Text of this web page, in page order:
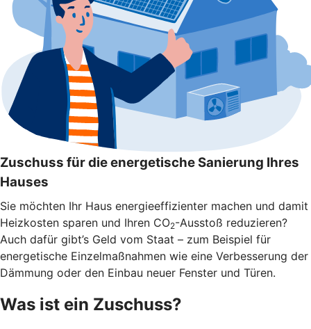
Zuschuss für die energetische Sanierung Ihres
Hauses
Sie möchten Ihr Haus energieeffizienter machen und damit
Heizkosten sparen und Ihren CO2-Ausstoß reduzieren?
Auch dafür gibt’s Geld vom Staat – zum Beispiel für
energetische Einzelmaßnahmen wie eine Verbesserung der
Dämmung oder den Einbau neuer Fenster und Türen.
Was ist ein Zuschuss?